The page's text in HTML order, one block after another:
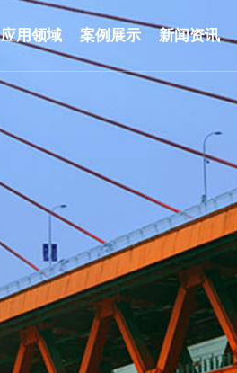
应用领域 案例展示 新闻资讯